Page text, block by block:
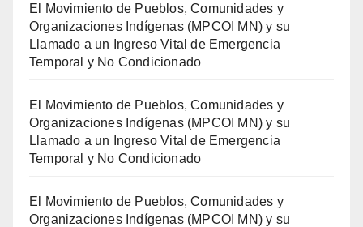
El Movimiento de Pueblos, Comunidades y
Organizaciones Indígenas (MPCOI MN) y su
Llamado a un Ingreso Vital de Emergencia
Temporal y No Condicionado
El Movimiento de Pueblos, Comunidades y
Organizaciones Indígenas (MPCOI MN) y su
Llamado a un Ingreso Vital de Emergencia
Temporal y No Condicionado
El Movimiento de Pueblos, Comunidades y
Organizaciones Indígenas (MPCOI MN) y su